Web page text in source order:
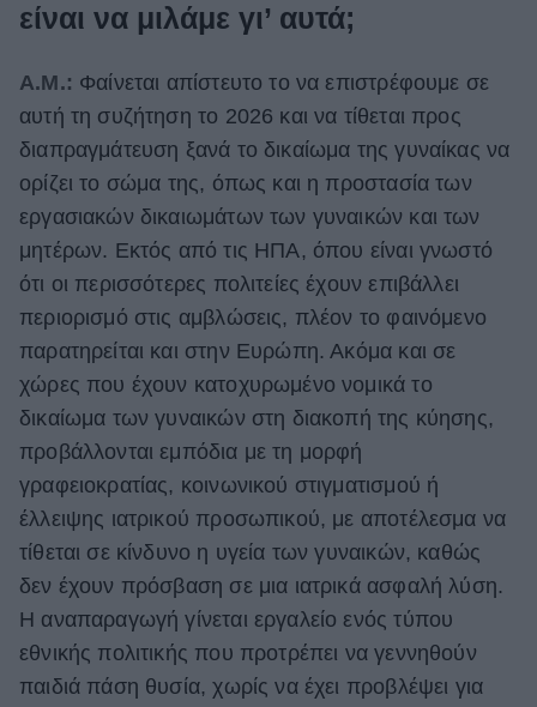
είναι να μιλάμε γι’ αυτά;
Α.Μ.: Φαίνεται απίστευτο το να επιστρέφουμε σε
αυτή τη συζήτηση το 2026 και να τίθεται προς
διαπραγμάτευση ξανά το δικαίωμα της γυναίκας να
ορίζει το σώμα της, όπως και η προστασία των
εργασιακών δικαιωμάτων των γυναικών και των
μητέρων. Εκτός από τις ΗΠΑ, όπου είναι γνωστό
ότι οι περισσότερες πολιτείες έχουν επιβάλλει
περιορισμό στις αμβλώσεις, πλέον το φαινόμενο
παρατηρείται και στην Ευρώπη. Ακόμα και σε
χώρες που έχουν κατοχυρωμένο νομικά το
δικαίωμα των γυναικών στη διακοπή της κύησης,
προβάλλονται εμπόδια με τη μορφή
γραφειοκρατίας, κοινωνικού στιγματισμού ή
έλλειψης ιατρικού προσωπικού, με αποτέλεσμα να
τίθεται σε κίνδυνο η υγεία των γυναικών, καθώς
δεν έχουν πρόσβαση σε μια ιατρικά ασφαλή λύση.
Η αναπαραγωγή γίνεται εργαλείο ενός τύπου
εθνικής πολιτικής που προτρέπει να γεννηθούν
παιδιά πάση θυσία, χωρίς να έχει προβλέψει για